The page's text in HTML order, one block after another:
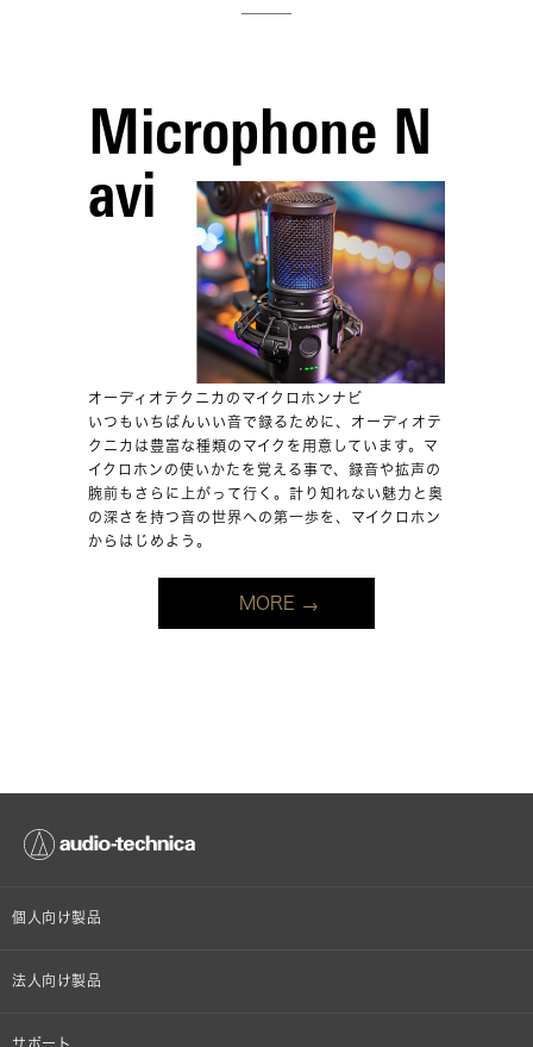
Microphone N
avi
オーディオテクニカのマイクロホンナビ
いつもいちばんいい音で録るために、オーディオテ
クニカは豊富な種類のマイクを用意しています。マ
イクロホンの使いかたを覚える事で、録音や拡声の
腕前もさらに上がって行く。計り知れない魅力と奥
の深さを持つ音の世界への第一歩を、マイクロホン
からはじめよう。
MORE
個人向け製品
オンラインストア限定
法人向け製品
設備音響機器